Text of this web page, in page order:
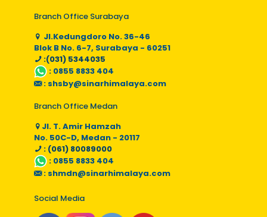
Branch Office Surabaya
Jl.Kedungdoro No. 36-46
Blok B No. 6-7, Surabaya - 60251
:(031) 5344035
: 0855 8833 404
: shsby@sinarhimalaya.com
Branch Office Medan
Jl. T. Amir Hamzah
No. 50C-D, Medan - 20117
: (061) 80089000
: 0855 8833 404
: shmdn@sinarhimalaya.com
Social Media